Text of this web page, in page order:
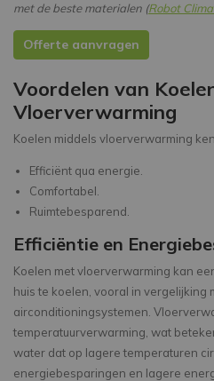
met de beste materialen (Robot
Offerte aanvragen
Voordelen van
Vloerverwarming
Koelen middels vloerverwarming
Efficiënt qua energie.
Comfortabel.
Ruimtebesparend.
Efficiëntie en
Koelen met vloerverwarming kan
huis te koelen, vooral in vergelijking
airconditioningsystemen.
temperatuurverwarming, wat
water dat op lagere temperaturen
energiebesparingen en lagere